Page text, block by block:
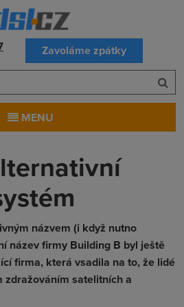
Zavoláme zpátky
MENU
názvem (i když nutno
název firmy Building B byl ještě
firma, která vsadila na to, že lidé
zdražováním satelitních a